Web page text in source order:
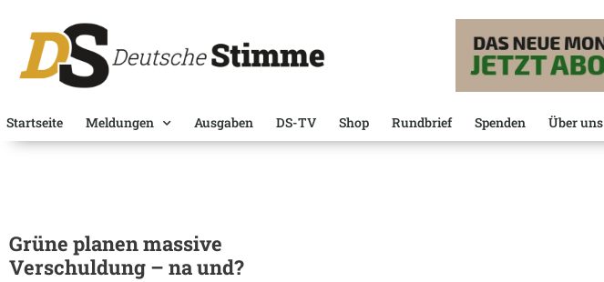
Startseite Meldungen Ausgaben DS-TV Shop Rundbrief Spenden Über uns
Grüne planen massive
Verschuldung – na und?